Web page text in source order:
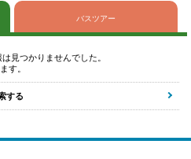
バスツアー
見つかりませんでした。
す。
する